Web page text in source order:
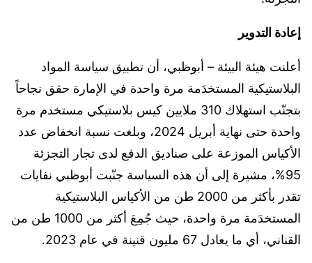
إعادة التدوير
أعلنت هيئة البيئة – أبوظبي، أن تطبيق سياسة المواد
البلاستيكية المستخدَمة مرة واحدة في الإمارة حقق نجاحاً
بتجنّب استهلاك 310 ملايين كيس بلاستيكي مستخدم مرة
واحدة حتى نهاية أبريل 2024، وبلغت نسبة انخفاض عدد
الأكياس الموزعة على صناديق الدفع لدى تجار التجزئة
95%، مشيرة إلى أن هذه السياسة جنّبت أبوظبي نفايات
تقدر بأكثر من 2000 طن من الأكياس البلاستيكية
المستخدَمة مرة واحدة، حيث جُمِعَ أكثر من 1000 طن من
القناني، أي ما يعادل 67 مليون قنينة في عام 2023.